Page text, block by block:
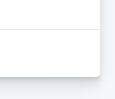
bitreactor.to
12